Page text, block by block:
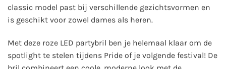
classic model past bij verschillende gezichtsvormen en
is geschikt voor zowel dames als heren.
Met deze roze LED partybril ben je helemaal klaar om de
spotlight te stelen tijdens Pride of je volgende festival! De